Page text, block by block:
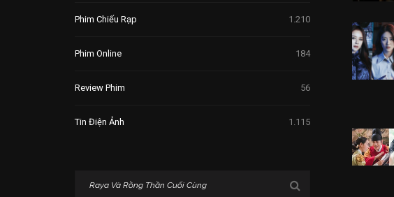
Phim Chiếu Rạp 1.210
Phim Online 184
Review Phim 56
Tin Điện Ảnh 1.115